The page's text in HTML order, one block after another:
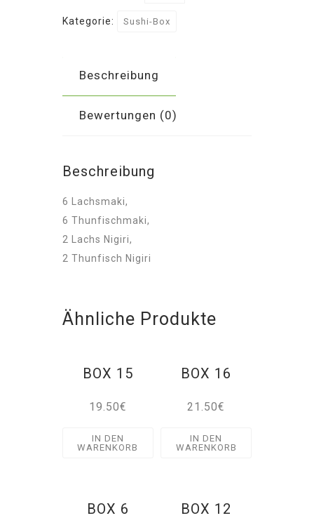
Kategorie: Sushi-Box
Beschreibung
Bewertungen (0)
Beschreibung
6 Lachsmaki,
6 Thunfischmaki,
2 Lachs Nigiri,
2 Thunfisch Nigiri
Ähnliche Produkte
BOX 15
19.50€
IN DEN
WARENKORB
BOX 16
21.50€
IN DEN
WARENKORB
BOX 6 BOX 12